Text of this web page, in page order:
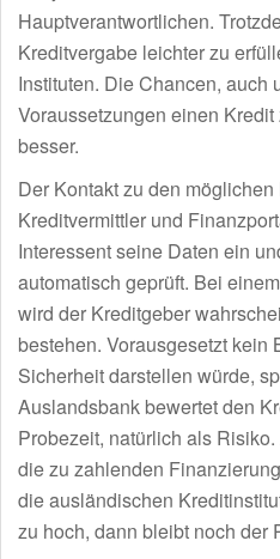
Hauptverantwortlichen.
Kreditvergabe leichter zu
Instituten. Die Chancen, auch
Voraussetzungen einen
besser.
Der Kontakt zu den
Kreditvermittler und
Interessent seine Daten ein
automatisch geprüft. Bei
wird der Kreditgeber
bestehen. Vorausgesetzt kein
Sicherheit darstellen würde,
Auslandsbank bewertet den
Probezeit, natürlich als
die zu zahlenden
die ausländischen
zu hoch, dann bleibt noch der